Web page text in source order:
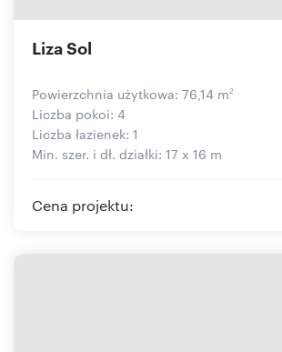
Liza Sol
Powierzchnia użytkowa: 76,14 m2
Liczba pokoi: 4
Liczba łazienek: 1
Min. szer. i dł. działki: 17 x 16 m
Cena projektu: